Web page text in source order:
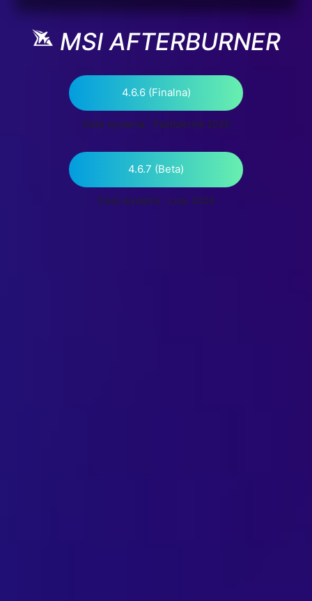
MSI AFTERBURNER
4.6.6 (Finalna)
Data wydania : Październik 2025
4.6.7 (Beta)
Data wydania : Luty 2026